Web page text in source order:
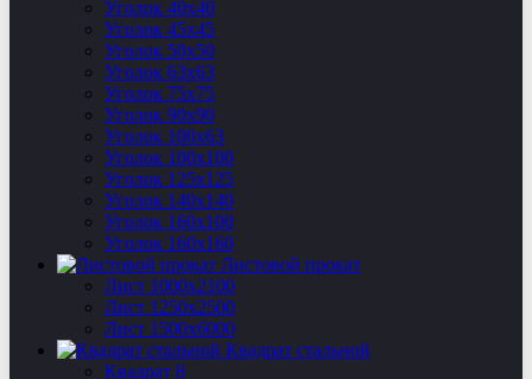
Уголок 40х40
Уголок 45х45
Уголок 50х50
Уголок 63х63
Уголок 75х75
Уголок 90х90
Уголок 100х63
Уголок 100х100
Уголок 125х125
Уголок 140х140
Уголок 160х100
Уголок 160х160
Листовой прокат
Лист 1000х2100
Лист 1250х2500
Лист 1500х6000
Квадрат стальной
Квадрат 8